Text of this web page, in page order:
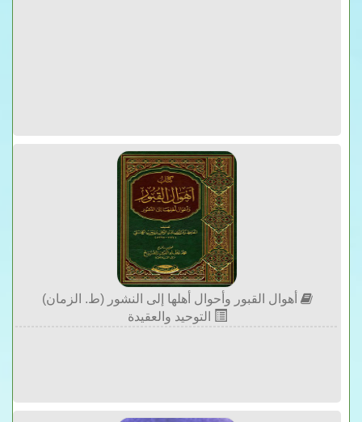
أهوال القبور وأحوال أهلها إلى النشور (ط. الزمان)
التوحيد والعقيدة